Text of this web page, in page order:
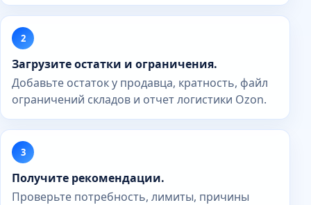
Загрузите остатки и ограничения.
Добавьте остаток у продавца, кратность, файл
ограничений складов и отчет логистики Ozon.
Получите рекомендации.
Проверьте потребность, лимиты, причины